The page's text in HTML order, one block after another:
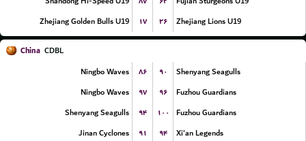
Zhejiang Golden Bulls U19
۱۷ ۲۶ Zhejiang Lions U19
China CDBL
Ningbo Waves
۸۶ ۹۰
Shenyang Seagulls
Ningbo Waves
۹۷ ۹۶
Fuzhou Guardians
Shenyang Seagulls
۹۴ ۱۰۰
Fuzhou Guardians
Jinan Cyclones
۹۱ ۹۴
Xi'an Legends